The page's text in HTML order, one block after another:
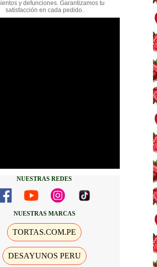
y defunciones. Garantizamos tu
satisfacción en cada pedido.
NUESTRAS REDES
NUESTRAS MARCAS
TORTAS.COM.PE
DESAYUNOS PERU